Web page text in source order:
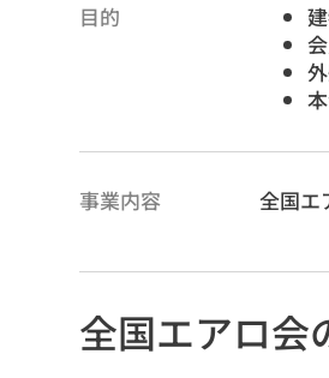
目的
事業内容 全国エ
全国エアロ会